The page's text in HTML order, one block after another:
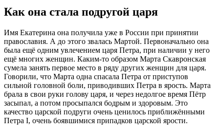
Как она стала подругой царя
Имя Екатерина она получила уже в России при принятии
православия. А до этого звалась Мартой. Первоначально она
была ещё одним увлечением царя Петра, при наличии у него
ещё многих женщин. Каким-то образом Марта Скавронская
сумела занять первое место в ряду других женщин для царя.
Говорили, что Марта одна спасала Петра от приступов
сильной головной боли, приводивших Петра в ярость. Марта
брала в свои руки голову царя, и через недолгое время Пётр
засыпал, а потом просыпался бодрым и здоровым. Это
качество царской подруги очень ценилось приближёнными
Петра I, очень боявшимися припадков царской ярости.